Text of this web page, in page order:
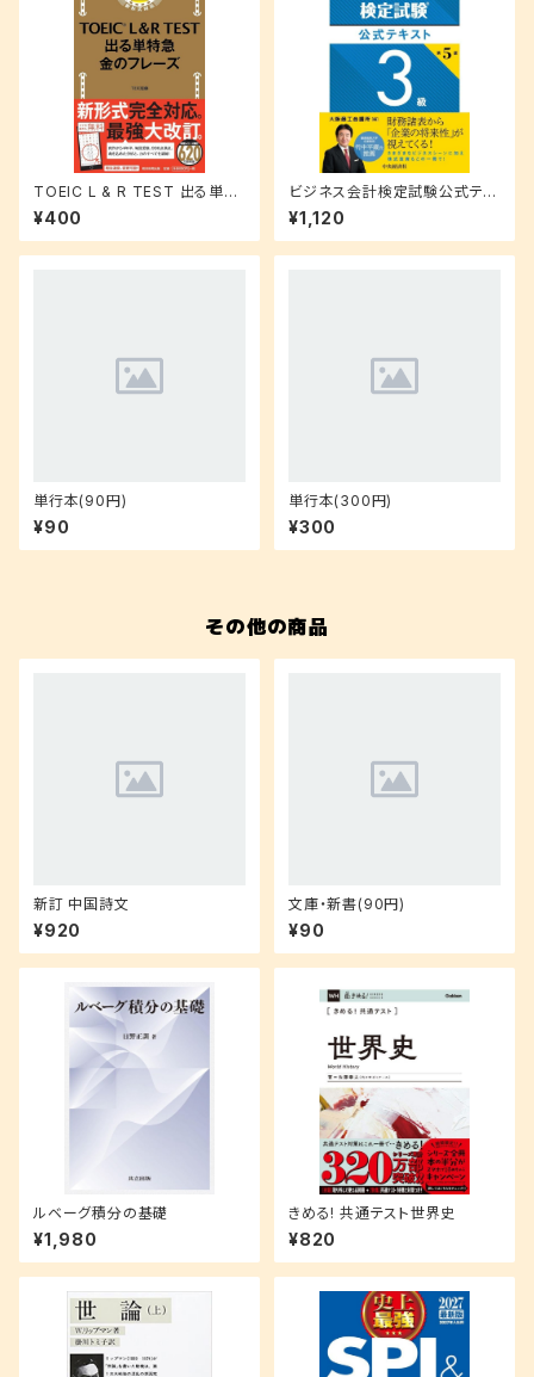
TOEIC L & R TEST 出る単特
急 金のフレーズ
¥400
ビジネス会計検定試験公式テキ
スト3級〈第5版〉
¥1,120
単行本(90円)
¥90
単行本(300円)
¥300
その他の商品
新訂 中国詩文
¥920
文庫・新書(90円)
¥90
ルベーグ積分の基礎
¥1,980
きめる! 共通テスト世界史
¥820